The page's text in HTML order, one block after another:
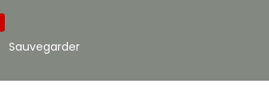
Sauvegarder